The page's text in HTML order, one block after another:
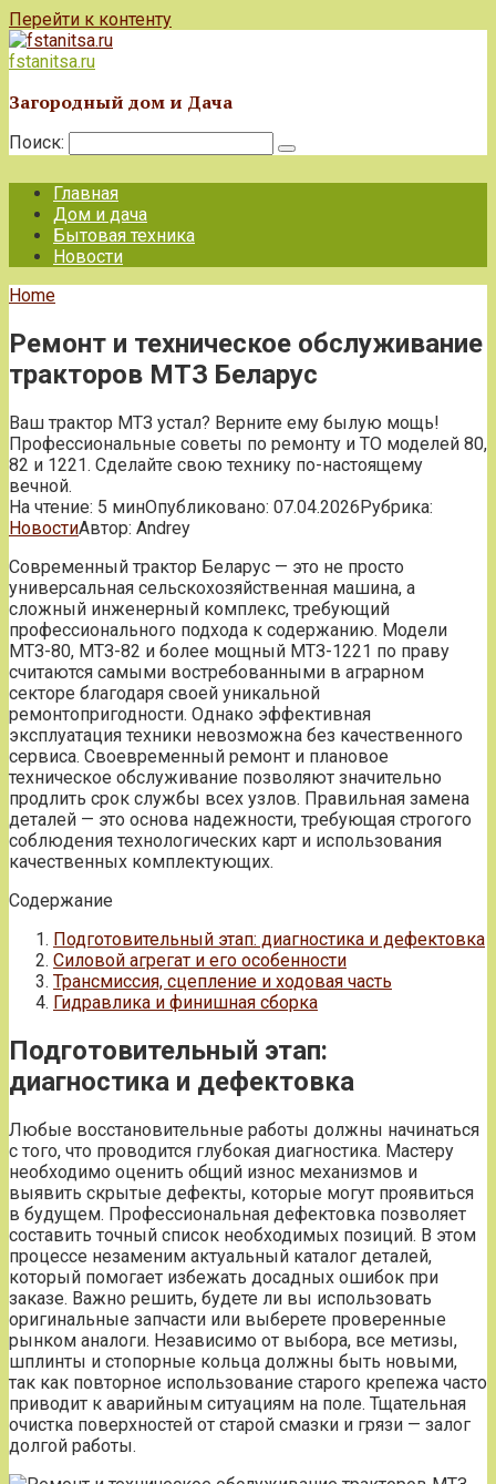
Перейти к контенту
fstanitsa.ru
Загородный дом и Дача
Поиск:
Главная
Дом и дача
Бытовая техника
Новости
Home
Ремонт и техническое обслуживание
тракторов МТЗ Беларус
Ваш трактор МТЗ устал? Верните ему былую мощь!
Профессиональные советы по ремонту и ТО моделей 80,
82 и 1221. Сделайте свою технику по-настоящему
вечной.
На чтение: 5 минОпубликовано: 07.04.2026Рубрика:
НовостиАвтор: Andrey
Современный трактор Беларус — это не просто
универсальная сельскохозяйственная машина, а
сложный инженерный комплекс, требующий
профессионального подхода к содержанию. Модели
МТЗ-80, МТЗ-82 и более мощный МТЗ-1221 по праву
считаются самыми востребованными в аграрном
секторе благодаря своей уникальной
ремонтопригодности. Однако эффективная
эксплуатация техники невозможна без качественного
сервиса. Своевременный ремонт и плановое
техническое обслуживание позволяют значительно
продлить срок службы всех узлов. Правильная замена
деталей — это основа надежности, требующая строгого
соблюдения технологических карт и использования
качественных комплектующих.
Содержание
Подготовительный этап: диагностика и дефектовка
Силовой агрегат и его особенности
Трансмиссия, сцепление и ходовая часть
Гидравлика и финишная сборка
Подготовительный этап:
диагностика и дефектовка
Любые восстановительные работы должны начинаться
с того, что проводится глубокая диагностика. Мастеру
необходимо оценить общий износ механизмов и
выявить скрытые дефекты, которые могут проявиться
в будущем. Профессиональная дефектовка позволяет
составить точный список необходимых позиций. В этом
процессе незаменим актуальный каталог деталей,
который помогает избежать досадных ошибок при
заказе. Важно решить, будете ли вы использовать
оригинальные запчасти или выберете проверенные
рынком аналоги. Независимо от выбора, все метизы,
шплинты и стопорные кольца должны быть новыми,
так как повторное использование старого крепежа часто
приводит к аварийным ситуациям на поле. Тщательная
очистка поверхностей от старой смазки и грязи — залог
долгой работы.